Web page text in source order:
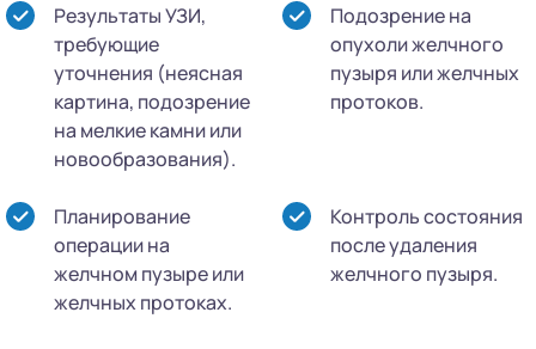
Результаты УЗИ,
требующие
уточнения (неясная
картина, подозрение
на мелкие камни или
новообразования).
Подозрение на
опухоли желчного
пузыря или желчных
протоков.
Планирование
операции на
желчном пузыре или
желчных протоках.
Контроль состояния
после удаления
желчного пузыря.